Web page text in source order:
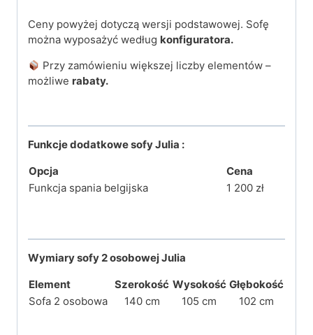
Ceny powyżej dotyczą wersji podstawowej. Sofę
można wyposażyć według konfiguratora.
Przy zamówieniu większej liczby elementów –
możliwe rabaty.
Funkcje dodatkowe sofy Julia :
Opcja
Cena
Funkcja spania belgijska
1 200 zł
Wymiary sofy 2 osobowej Julia
Element
Szerokość Wysokość Głębokość
Sofa 2 osobowa
140 cm 105 cm 102 cm